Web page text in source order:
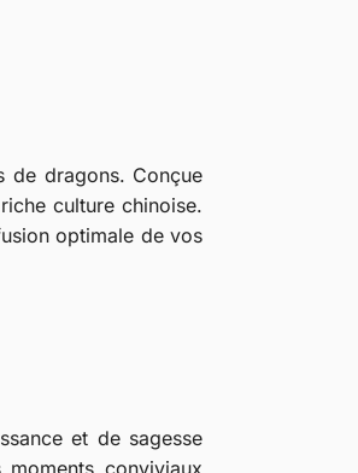
de dragons. Conçue
culture chinoise.
optimale de vos
et de sagesse